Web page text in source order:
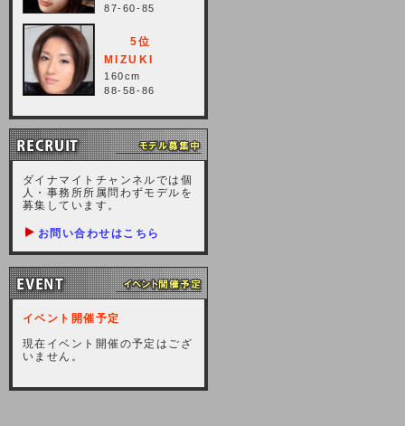
2021年9月11日（土曜日）午前8：
00から午前11：00（予定）までサ
ーバーメンテナンス作業を行います
ので、アクセスができなくなりま
す。ユーザー様には大変ご迷惑をお
掛けしますが宜しくお願い致しま
す。
2020-09-15 (火)
【サーバーメンテナンスのお知ら
2020年9月19日（土）サーバーメ
ンテナンスを8：30から10：30の
間程度実施します。ユーザー様には
願いいたします。
2016-08-28 (日)
本日、緊急サーバーメンテナンスを
87-60-85
5位
MIZUKI
160cm
88-58-86
ダイナマイトチャンネルでは個
人・事務所所属問わずモデルを
募集しています。
お問い合わせはこちら
イベント開催予定
現在イベント開催の予定はござ
いません。